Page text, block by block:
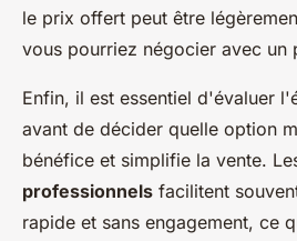
le prix offert peut être
vous pourriez négocier avec un
Enfin, il est essentiel d'évaluer
avant de décider quelle option
bénéfice et simplifie la vente.
professionnels facilitent
rapide et sans engagement, ce